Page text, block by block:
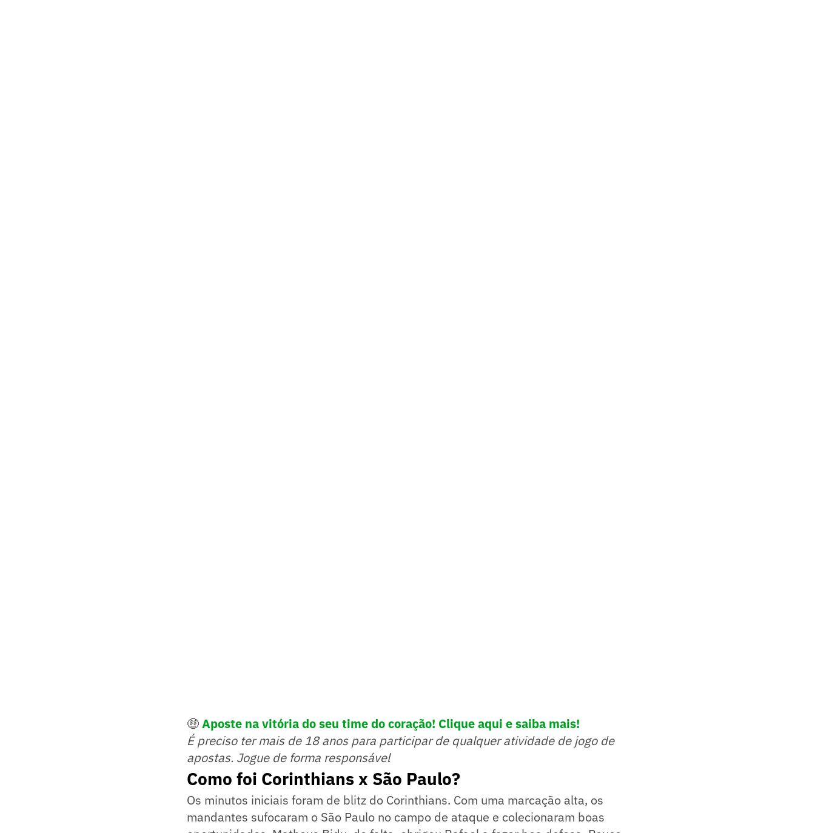
🤑Aposte na vitória do seu time do coração! Clique aqui e saiba mais!
É preciso ter mais de 18 anos para participar de qualquer atividade de jogo de
apostas. Jogue de forma responsável
Como foi Corinthians x São Paulo?
Os minutos iniciais foram de blitz do Corinthians. Com uma marcação alta, os
mandantes sufocaram o São Paulo no campo de ataque e colecionaram boas